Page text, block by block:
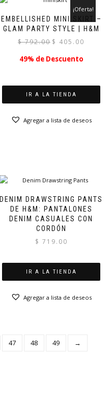
EMBELLISHED MINI SKIRT –
GLAM PARTY STYLE | H&M
¡Oferta!
$792.00 El
original
$ 405.00
49% de Descuento
IR A LA TIENDA
Agregar a lista de deseos
DENIM DRAWSTRING PANTS
DE H&M: PANTALONES
DENIM CASUALES CON
CORDÓN
$ 719.00
IR A LA TIENDA
Agregar a lista de deseos
47 48 49 →